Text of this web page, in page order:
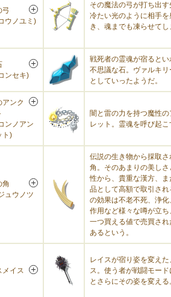
弓
ウノユミ)
その魔法の弓が打ち出す
冷たい光のように相手を
き、魂までも凍らせて
ンセキ)
戦死者の霊魂が宿るとい
不思議な石。ヴァルキリ
としていったようだ。
アンク
ンノアン
ト)
闇と雷の力を持つ魔性の
レット。霊魂を呼び起こ
角
ュウノツ
伝説の生き物から採取さ
角。そのあまりの美しさ
性から、貴重な漢方、ま
品として高額で取引され
の効果は不老不死、浄化
作用など様々な噂が立ち
一つ買える値で売買され
あるという。
メイス
レイスが宿り姿を変えた
ス。使う者が戦闘モード
とさらにその姿を変える